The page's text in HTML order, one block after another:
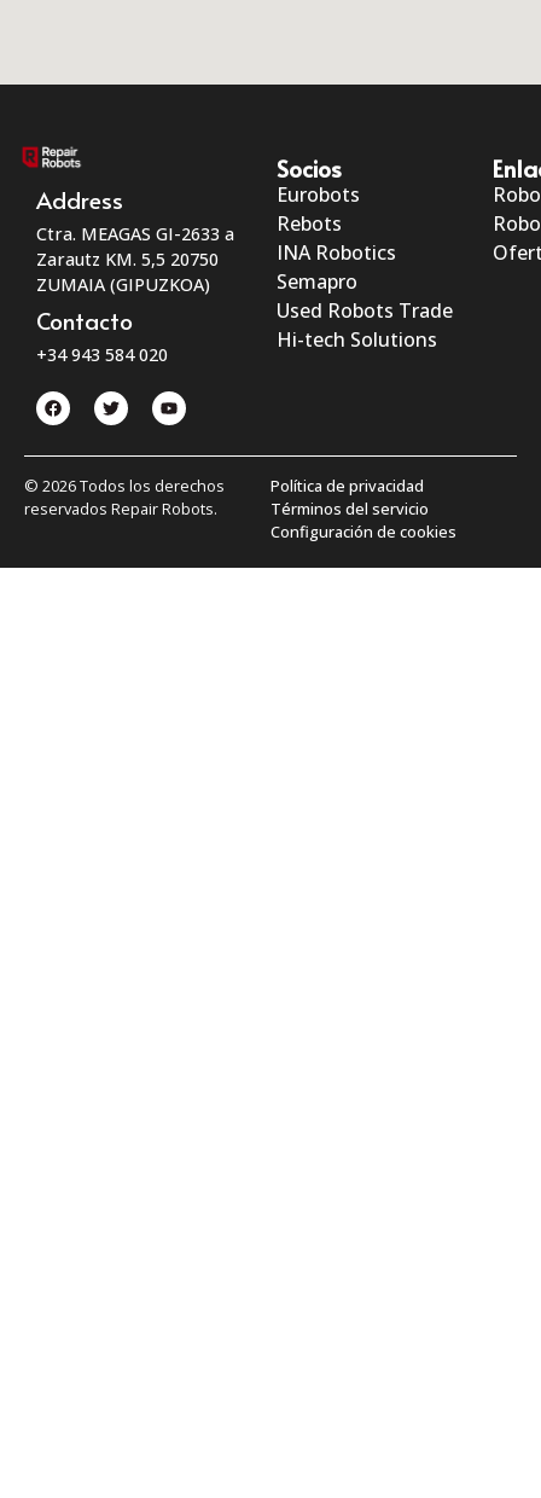
Address
Ctra. MEAGAS GI-2633 a
Zarautz KM. 5,5 20750
ZUMAIA (GIPUZKOA)
Contacto
+34 943 584 020
Socios
Eurobots
Rebots
INA Robotics
Semapro
Used Robots Trade
Hi-tech Solutions
© 2026 Todos los derechos
reservados Repair Robots.
Política de privacidad
Términos del servicio
Configuración de cookies